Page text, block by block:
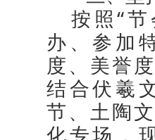
按照“节
办、参加
度、美誉
结合伏羲
节、土陶
化专场，